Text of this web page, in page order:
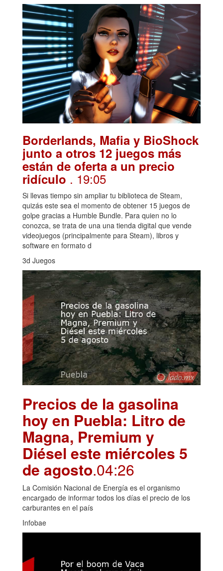
Borderlands, Mafia y BioShock
junto a otros 12 juegos más
están de oferta a un precio
ridículo . 19:05
Si llevas tiempo sin ampliar tu biblioteca de Steam,
quizás este sea el momento de obtener 15 juegos de
golpe gracias a Humble Bundle. Para quien no lo
conozca, se trata de una una tienda digital que vende
videojuegos (principalmente para Steam), libros y
software en formato d
3d Juegos
Precios de la gasolina
hoy en Puebla: Litro de
Magna, Premium y
Diésel este miércoles 5
de agosto.04:26
La Comisión Nacional de Energía es el organismo
encargado de informar todos los días el precio de los
carburantes en el país
Infobae